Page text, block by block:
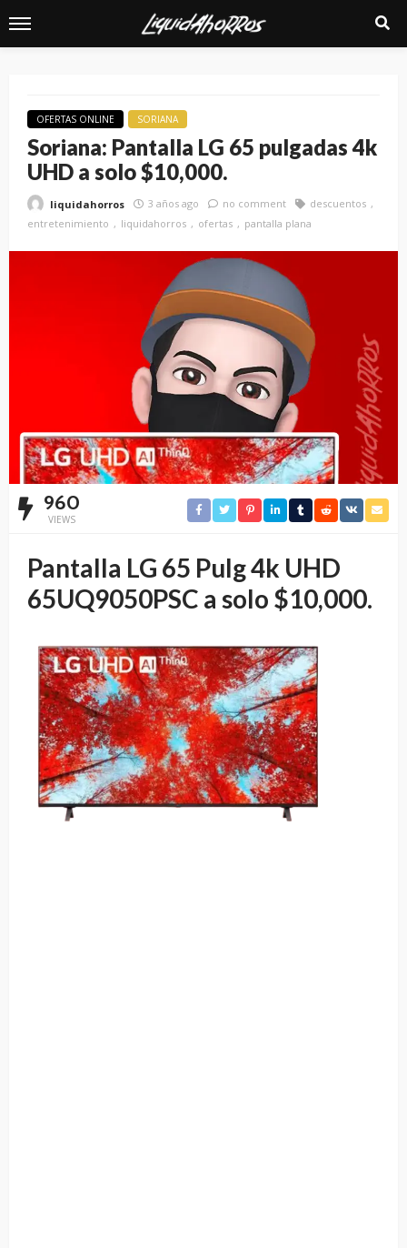
OFERTAS ONLINE SORIANA
Soriana: Pantalla LG 65 pulgadas 4k
UHD a solo $10,000.
liquidahorros 3 años ago no comment
descuentos
entretenimiento
liquidahorros ofertas pantalla plana
960
VIEWS
Pantalla LG 65 Pulg 4k UHD
65UQ9050PSC a solo $10,000.